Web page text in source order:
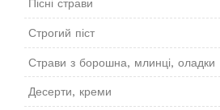
Пісні страви
Строгий піст
Страви з борошна, млинці, оладки
Десерти, креми